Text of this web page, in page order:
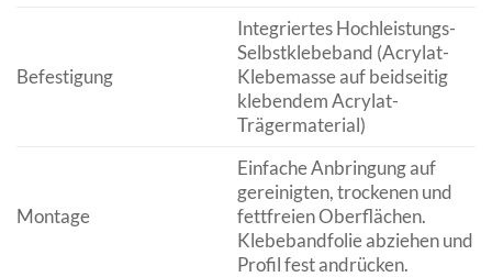
Befestigung
Integriertes Hochleistungs-
Selbstklebeband (Acrylat-
Klebemasse auf beidseitig
klebendem Acrylat-
Trägermaterial)
Montage
Einfache Anbringung auf
gereinigten, trockenen und
fettfreien Oberflächen.
Klebebandfolie abziehen und
Profil fest andrücken.